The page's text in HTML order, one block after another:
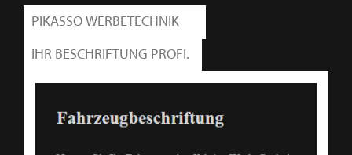
PIKASSO WERBETECHNIK
IHR BESCHRIFTUNG PROFI.